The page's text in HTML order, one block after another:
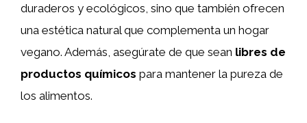
duraderos y ecológicos, sino que también ofrecen
una estética natural que complementa un hogar
vegano. Además, asegúrate de que sean libres de
productos químicos para mantener la pureza de
los alimentos.